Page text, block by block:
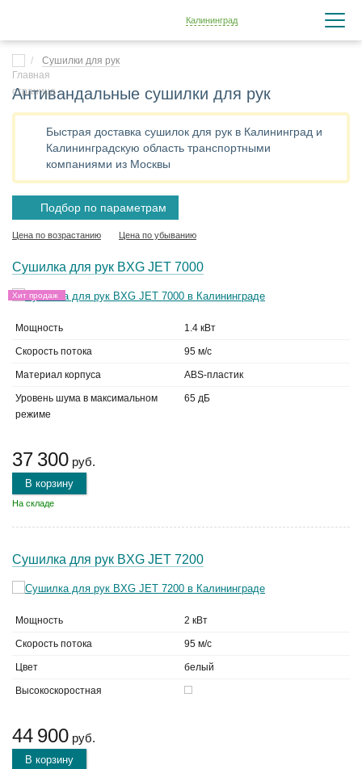
Калининград
Сушилки для рук
Антивандальные сушилки для рук
Быстрая доставка сушилок для рук в Калининград и
Калининградскую область транспортными
компаниями из Москвы
Подбор по параметрам
Цена по возрастанию Цена по убыванию
Сушилка для рук BXG JET 7000
Хит продаж
Мощность 1.4 кВт
Скорость потока 95 м/с
Материал корпуса ABS-пластик
Уровень шума в максимальном
режиме
65 дБ
37 300 руб.
В корзину
На складе
Сушилка для рук BXG JET 7200
Мощность 2 кВт
Скорость потока 95 м/с
Цвет белый
Высокоскоростная
44 900 руб.
В корзину